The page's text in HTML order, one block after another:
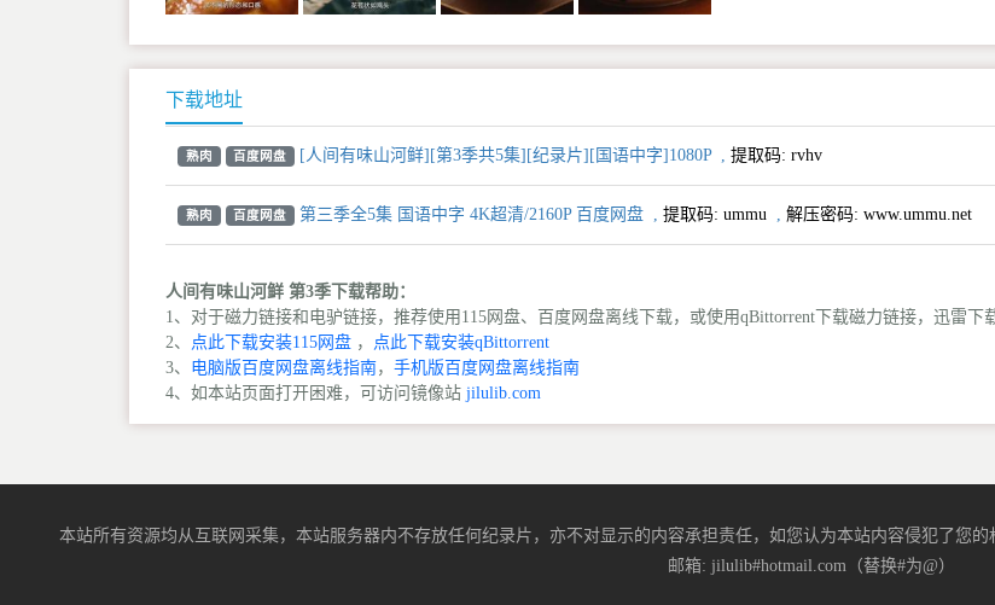
下载地址
熟肉 百度网盘 [人间有味山河鲜][第3季共5集][纪录片][国语中字]1080P, 提取码:rvhv
熟肉 百度网盘 第三季全5集 国语中字 4K超清/2160P 百度网盘 提取码:ummu 解压密码: www.ummu.net
人间有味山河鲜 第3季下载帮助：
1、对于磁力链接和电驴链接，推荐使用115网盘、百度网盘离线下载，或使用qBittorrent下载磁力链接，迅雷下
2、
点此下载安装115网盘 ，
点此下载安装qBittorrent
3、 电脑版百度网盘离线指南， 手机版百度网盘离线指南
4、如本站页面打开困难，可访问镜像站 jilulib.com
本站所有资源均从互联网采集，本站服务器内不存放任何纪录片，亦不对显示的内容承担责任，如您认为本站内容侵犯了您
邮箱: jilulib#hotmail.com（替换#为@）